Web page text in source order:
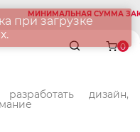
МИНИМАЛЬНАЯ СУММА ЗАКАЗА
0
дизайн,